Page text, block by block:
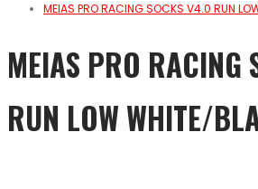
MEIAS PRO RACING SOCKS V4.0 RUN
MEIAS PRO RACING
RUN LOW WHITE/